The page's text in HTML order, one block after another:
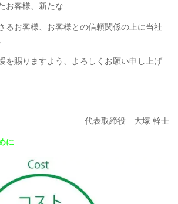
お客様、新たな
るお客様、お客様との信頼関係の上に当社
を賜りますよう、よろしくお願い申し上げ
代表取締役 大塚 幹士
に